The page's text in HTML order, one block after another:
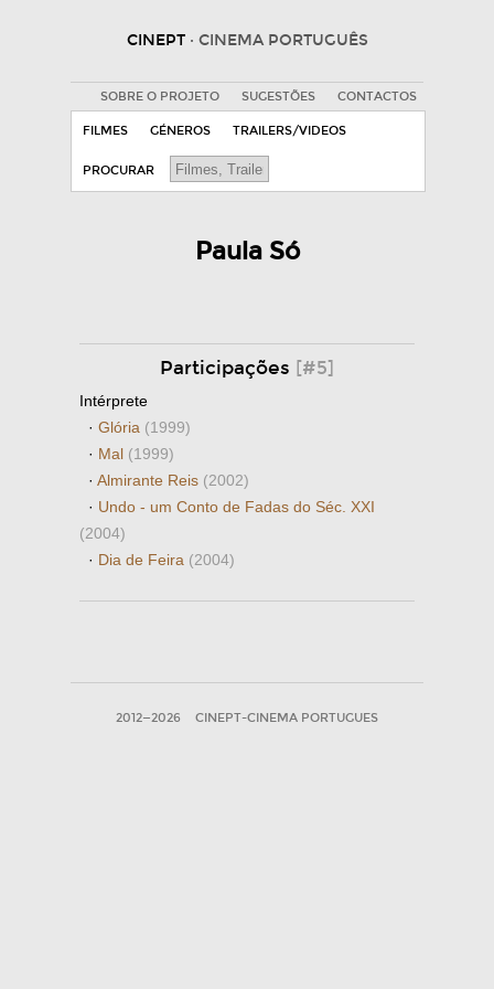
CINEPT · CINEMA PORTUGUÊS
SOBRE O PROJETO SUGESTÕES CONTACTOS
FILMES GÉNEROS TRAILERS/VIDEOS
PROCURAR
Paula Só
Participações [#5]
Intérprete
· Glória (1999)
· Mal (1999)
· Almirante Reis (2002)
· Undo - um Conto de Fadas do Séc. XXI
(2004)
· Dia de Feira (2004)
2012—2026 CINEPT-CINEMA PORTUGUES